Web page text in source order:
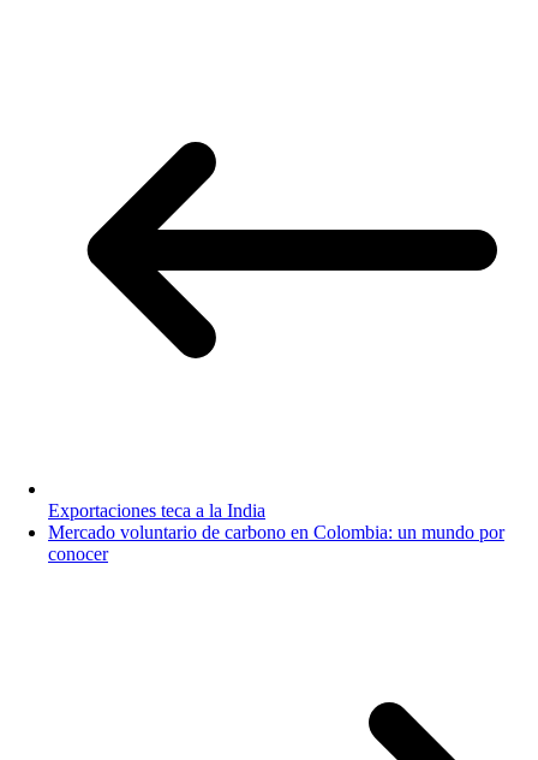
Exportaciones teca a la India
Mercado voluntario de carbono en Colombia: un mundo por
conocer